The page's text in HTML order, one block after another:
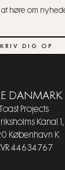
høre om
DIG OP
DANMARK
Toast Projects
Kanal 1,
København K
44634767